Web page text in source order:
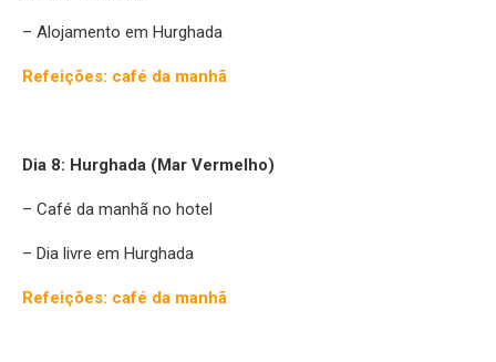
– Alojamento em Hurghada
Refeições: café da manhã
Dia 8: Hurghada (Mar Vermelho)
– Café da manhã no hotel
– Dia livre em Hurghada
Refeições: café da manhã